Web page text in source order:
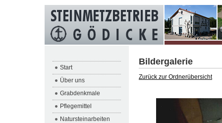
Start
Über uns
Grabdenkmale
Pflegemittel
Natursteinarbeiten
Bildergalerie
Zurück zur Ordnerübersicht